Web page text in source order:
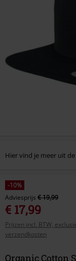
Hier vind je meer uit
-10%
Adviesprijs € 19,99
€ 17,99
Prijzen incl. BTW,
verzendkosten
Organic Cotton